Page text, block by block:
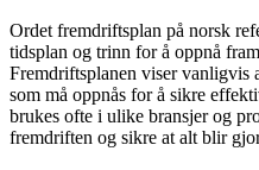
Ordet fremdriftsplan på norsk
tidsplan og trinn for å oppnå
Fremdriftsplanen viser vanligvis
som må oppnås for å sikre
brukes ofte i ulike bransjer og
fremdriften og sikre at alt blir